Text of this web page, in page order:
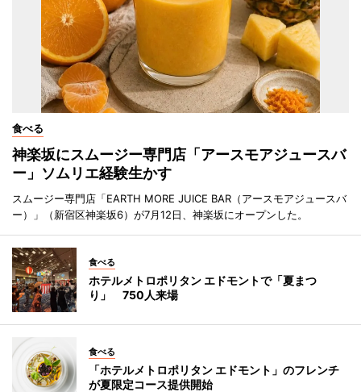
食べる
神楽坂にスムージー専門店「アースモアジュースバ
ー」ソムリエ経験生かす
スムージー専門店「EARTH MORE JUICE BAR（アースモアジュースバ
ー）」（新宿区神楽坂6）が7月12日、神楽坂にオープンした。
食べる
ホテルメトロポリタン エドモントで「夏まつ
り」 750人来場
食べる
「ホテルメトロポリタン エドモント」のフレンチ
が夏限定コース提供開始